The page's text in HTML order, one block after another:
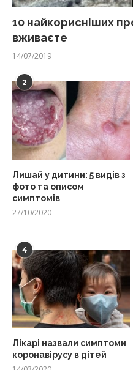
10 найкорисніших
вживаєте
14/07/2019
2
Лишай у дитини: 5 видів з
фото та описом
симптомів
27/10/2020
4
Лікарі назвали симптоми
коронавірусу в дітей